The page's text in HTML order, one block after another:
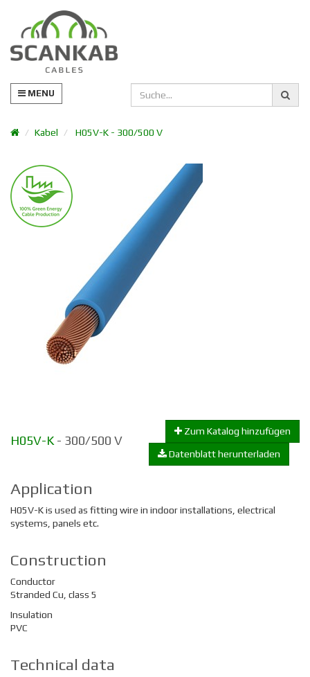
MENU
Kabel H05V-K - 300/500 V
H05V-K - 300/500 V
Zum Katalog hinzufügen
Datenblatt herunterladen
Application
H05V-K is used as fitting wire in indoor installations, electrical
systems, panels etc.
Construction
Conductor
Stranded Cu, class 5
Insulation
PVC
Technical data